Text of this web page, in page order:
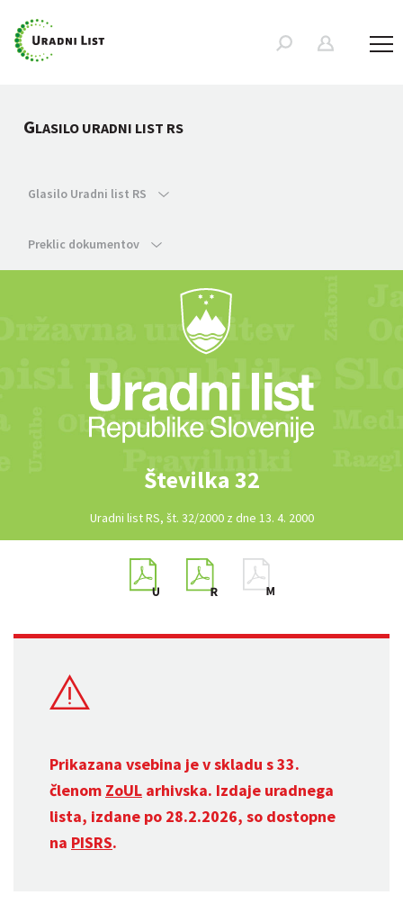
GLASILO URADNI LIST RS
Glasilo Uradni list RS
Preklic dokumentov
Številka 32
Uradni list RS, št. 32/2000 z dne 13. 4. 2000
Prikazana vsebina je v skladu s 33.
členom ZoUL arhivska. Izdaje uradnega
lista, izdane po 28.2.2026, so dostopne
na PISRS.